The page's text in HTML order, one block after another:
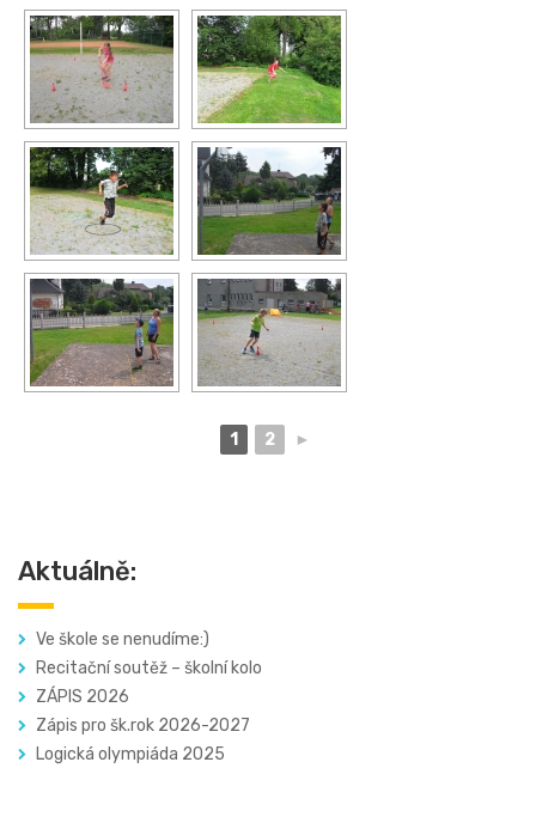
1 2 ►
Aktuálně:
Ve škole se nenudíme:)
Recitační soutěž – školní kolo
ZÁPIS 2026
Zápis pro šk.rok 2026-2027
Logická olympiáda 2025